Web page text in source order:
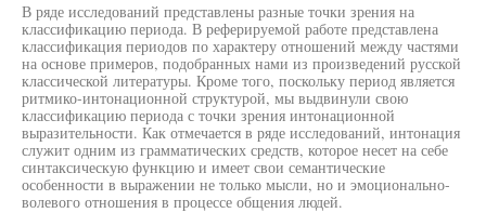
В ряде исследований представлены разные точки зрения на
классификацию периода. В реферируемой работе представлена
классификация периодов по характеру отношений между частями
на основе примеров, подобранных нами из произведений русской
классической литературы. Кроме того, поскольку период является
ритмико-интонационной структурой, мы выдвинули свою
классификацию периода с точки зрения интонационной
выразительности. Как отмечается в ряде исследований, интонация
служит одним из грамматических средств, которое несет на себе
синтаксическую функцию и имеет свои семантические
особенности в выражении не только мысли, но и эмоционально-
волевого отношения в процессе общения людей.